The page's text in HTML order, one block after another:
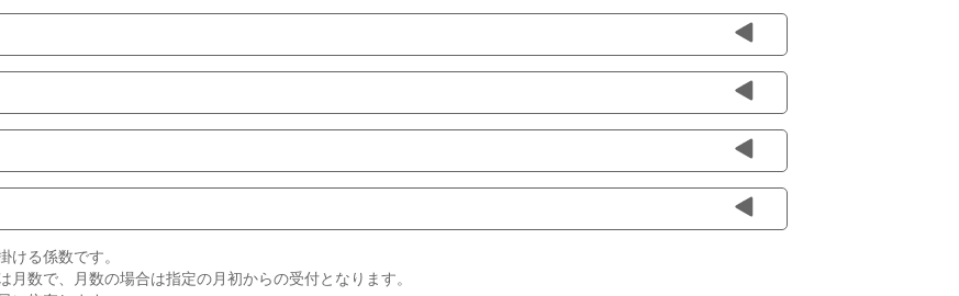
ける係数です。
数で、月数の場合は指定の月初からの受付となります。